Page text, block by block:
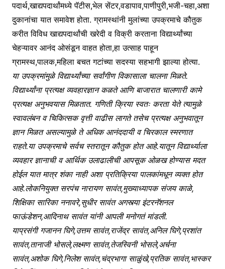
पदार्थ,खाद्यपदार्थांमध्ये पॅटीस,भेल सेंटर,वडापाव,पाणीपुरी,भजी-चहा,अशा
दुकानांचा यात समावेश होता. ग्रामस्थांनी मुलांच्या उपक्रमाचे कौतुक
करीत विविध खाद्यपदार्थांची खरेदी व विक्री करताना विद्यार्थ्यांच्या
चेहऱ्यावर आनंद ओसंडून वाहत होता,हा उत्साह पाहून
ग्रामस्थ,पालक,महिला बचत गटांच्या सदस्या सहभागी झाल्या होत्या.
या उपक्रमांमुळे विद्यार्थ्यांच्या सर्वांगीण विकासाला चालना मिळते.
विद्यार्थ्यांना प्रत्यक्ष व्यवहारज्ञान कळते आणि बाजारात चालणारी कामे
प्रत्यक्ष अनुभवयास मिळतात. गणिती क्रिया स्वतः करता येते त्यामुळे
स्वावलंबन व चिकित्सक वृत्ती वाढीस लागते तसेच प्रत्यक्ष अनुभवातून
ज्ञान मिळत असल्यामुळे ते अधिक आनंददायी व चिरकाल स्मरणात
राहते.या उपक्रमाचे सर्वच स्तरातून कौतुक होत आहे.यातून विद्यार्थ्याला
व्यवहार ज्ञानाची व आर्थिक उलाढालीची आपसूक ओळख होण्यास मदत
होईल यात मात्र शंका नाही अशा प्रतिक्रिया पालकांमधून व्यक्त होत
आहे.लोकनियुक्त सरपंच नारायण सावंत,मुख्याध्यापक संजय काळे,
शिक्षिका सारिका ननावरे,सुधीर सावंत अगस्त्या इंटरनॅशनल
फाऊंडेशन,आदिनाथ सावंत यांनी आपली मनोगतं मांडली.
याप्रसंगी गजानन घिगे,उत्तम सावंत,राजेंद्र सावंत,अनिल घिगे,प्रशांत
सावंत,तानाजी भोसले,लक्ष्मण सावंत,तेजस्विनी भोसले,अर्चना
सावंत,अशोक घिगे,निलेश सावंत,चंद्रभागा साळुंखे,प्रतिक सावंत,भास्कर